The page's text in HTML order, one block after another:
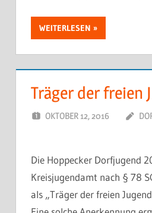
WEITERLESEN
Träger der freien
OKTOBER 12, 2016
Die Hoppecker Dorfjugend
Kreisjugendamt nach § 78
als „Träger der freien